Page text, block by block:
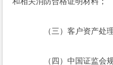
（三）客户资产处理
（四）中国证监会规